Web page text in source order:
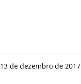
13 de dezembro de 2017